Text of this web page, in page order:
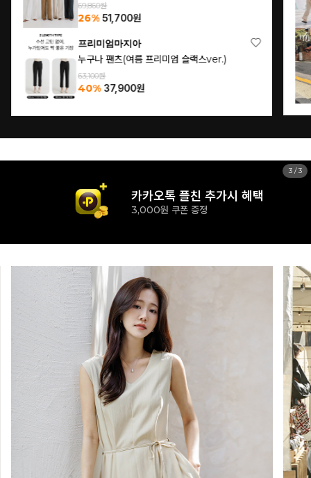
69,860원
26% 51,700원
프리미엄마지아
누구나 팬츠(여름 프리미엄 슬랙스ver.)
63,100원
40% 37,900원
신규 가입시 혜택
15% 즉시할인
1/3